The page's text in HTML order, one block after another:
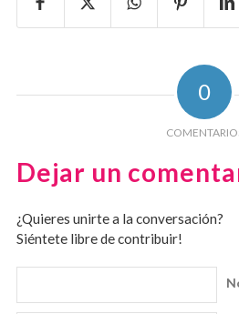
0
Dejar un
¿Quieres unirte a la conversación?
Siéntete libre de contribuir!